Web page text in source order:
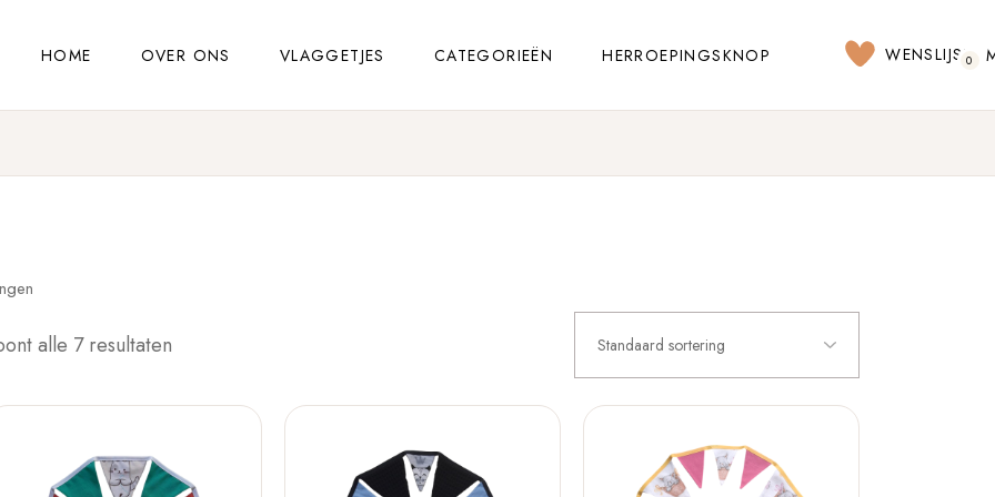
HOME OVER ONS VLAGGETJES CATEGORIEËN HERROEPINGSKNOP WENSLIJST
0
alle 7 resultaten Standaard sortering